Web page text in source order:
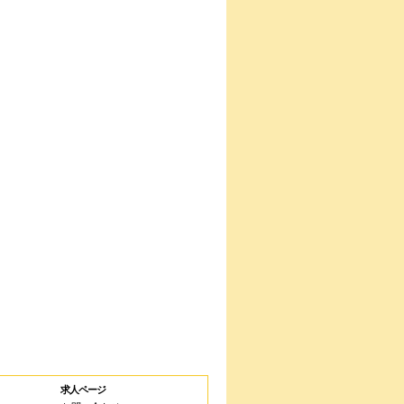
求人ページ